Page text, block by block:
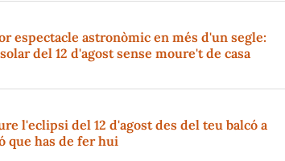
espectacle astronòmic en més d'un segle:
del 12 d'agost sense moure't de casa
l'eclipsi del 12 d'agost des del teu balcó a
que has de fer hui